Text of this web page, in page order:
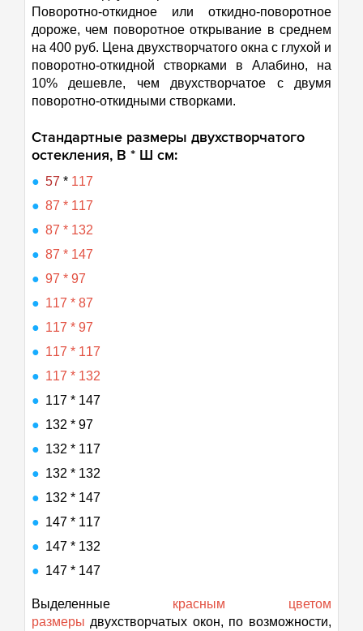
Поворотно-откидное или откидно-поворотное
дороже, чем поворотное открывание в среднем
на 400 руб. Цена двухстворчатого окна с глухой и
поворотно-откидной створками в Алабино, на
10% дешевле, чем двухстворчатое с двумя
поворотно-откидными створками.
Стандартные размеры двухстворчатого
остекления, В * Ш см:
57 * 117
87 * 117
87 * 132
87 * 147
97 * 97
117 * 87
117 * 97
117 * 117
117 * 132
117 * 147
132 * 97
132 * 117
132 * 132
132 * 147
147 * 117
147 * 132
147 * 147
Выделенные красным цветом
размеры двухстворчатых окон, по возможности,